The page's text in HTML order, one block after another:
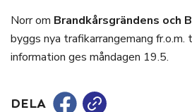
Norr om Brandkårsgrändens och
byggs nya trafikarrangemang
information ges måndagen 19.5.
DELA